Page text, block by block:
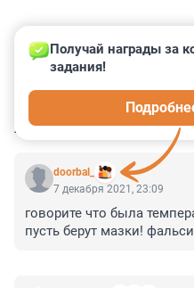
КОММЕНТАРИИ 5
doorbal_
Получай награды за
задания!
7 декабря 2021, 23:09
говорите что была
пусть берут мазки!